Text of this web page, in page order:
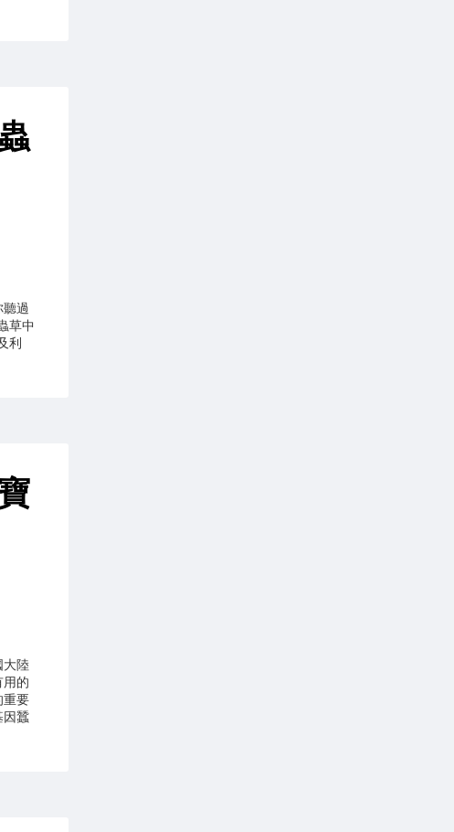
過
草中
利
大陸
的
重要
因蠶